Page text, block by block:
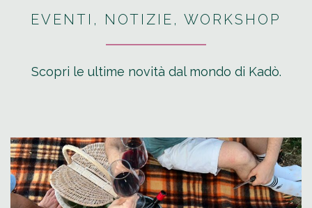
EVENTI, NOTIZIE, WORKSHOP
Scopri le ultime novità dal mondo di Kadò.